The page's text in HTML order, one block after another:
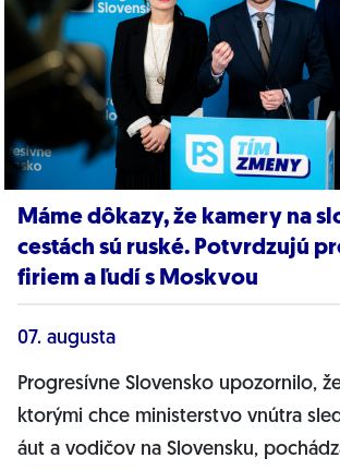
Máme dôkazy, že kamery na
cestách sú ruské. Potvrdzujú
firiem a ľudí s Moskvou
07. augusta
Progresívne Slovensko upozornilo,
ktorými chce ministerstvo vnútra
áut a vodičov na Slovensku,